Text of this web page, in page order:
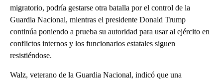
migratorio, podría gestarse otra batalla por el control de la
Guardia Nacional, mientras el presidente Donald Trump
continúa poniendo a prueba su autoridad para usar al ejército en
conflictos internos y los funcionarios estatales siguen
resistiéndose.
Walz, veterano de la Guardia Nacional, indicó que una